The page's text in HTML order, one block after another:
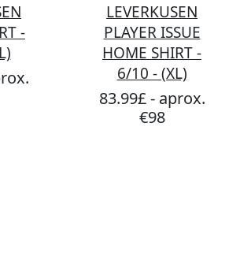
-
LEVERKUSEN
PLAYER ISSUE
HOME SHIRT -
6/10 - (XL)
83.99£ - aprox.
€98